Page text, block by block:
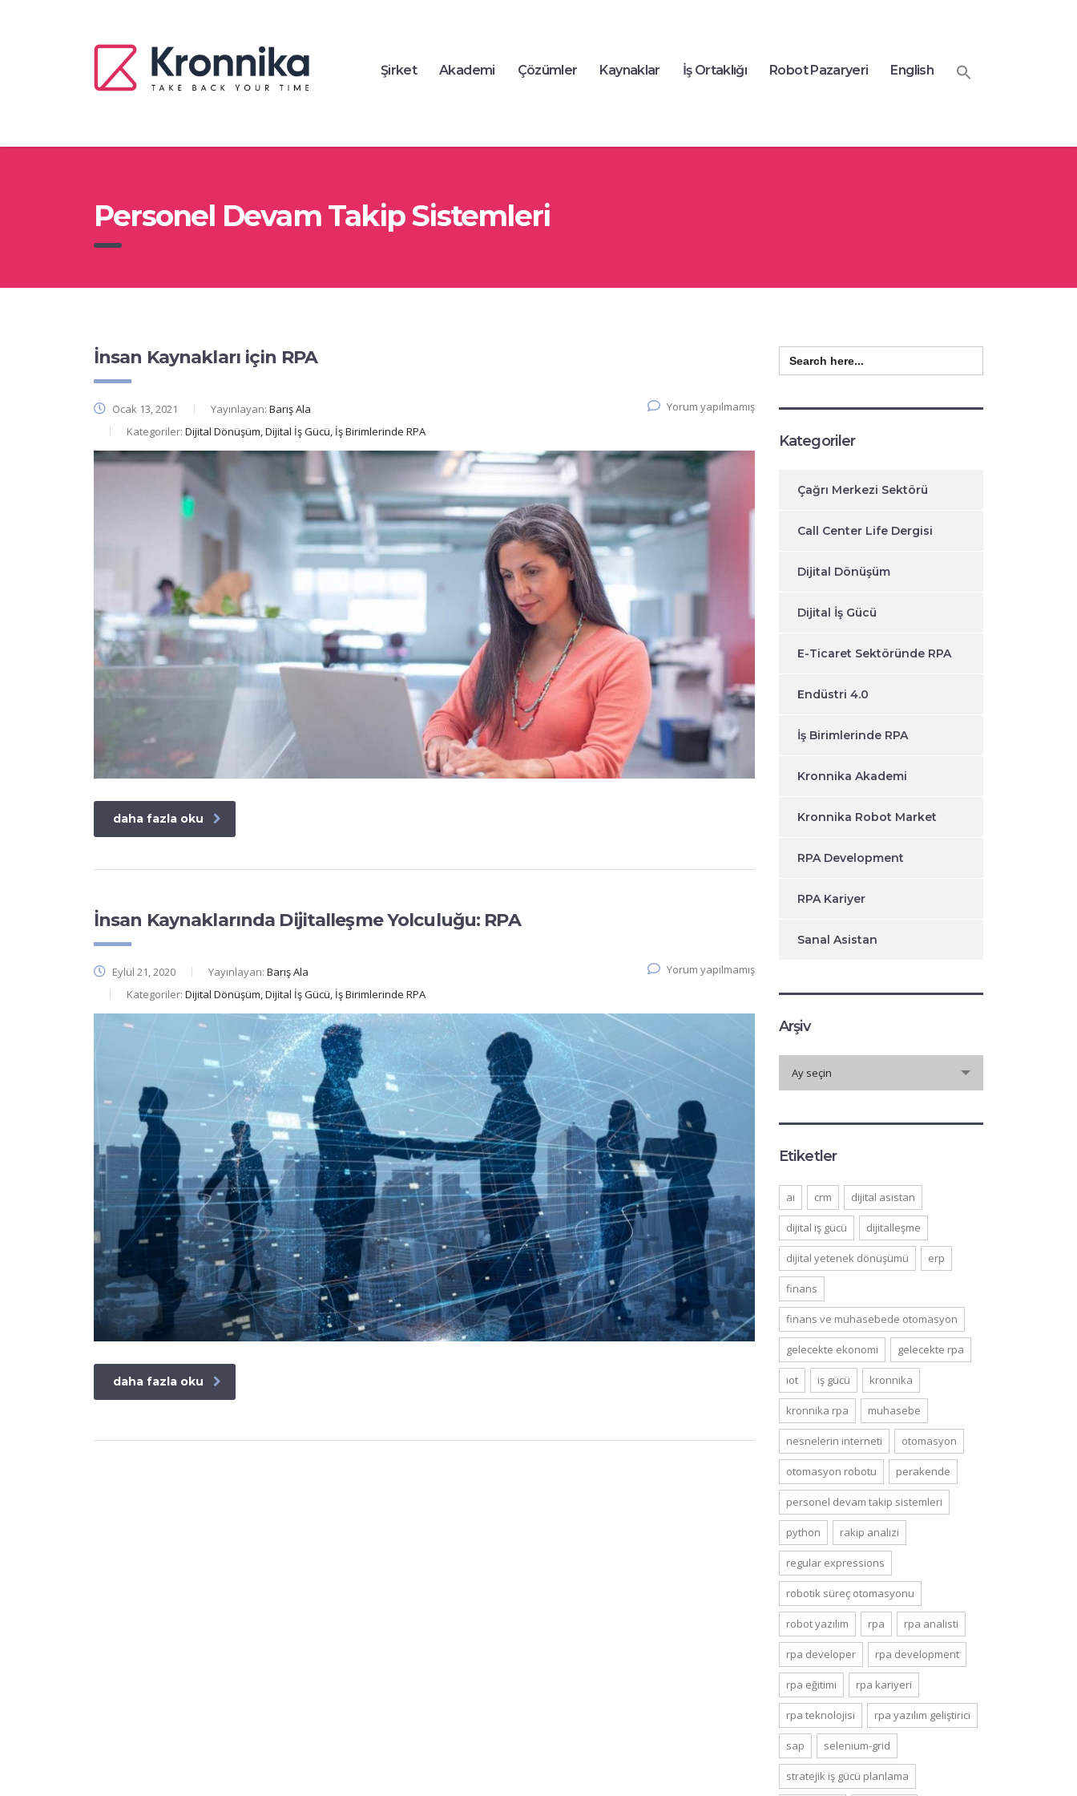
Şirket Akademi Çözümler Kaynaklar İş Ortaklığı Robot Pazaryeri English
Personel Devam Takip Sistemleri
İnsan Kaynakları için RPA
Ocak 13, 2021 Yayınlayan: Barış Ala
Kategoriler: Dijital Dönüşüm, Dijital İş Gücü, İş Birimlerinde RPA
Yorum yapılmamış
daha fazla oku
İnsan Kaynaklarında Dijitalleşme Yolculuğu: RPA
Eylül 21, 2020 Yayınlayan: Barış Ala
Kategoriler: Dijital Dönüşüm, Dijital İş Gücü, İş Birimlerinde RPA
Yorum yapılmamış
daha fazla oku
Search
for:
Kategoriler
Çağrı Merkezi Sektörü
Call Center Life Dergisi
Dijital Dönüşüm
Dijital İş Gücü
E-Ticaret Sektöründe RPA
Endüstri 4.0
İş Birimlerinde RPA
Kronnika Akademi
Kronnika Robot Market
RPA Development
RPA Kariyer
Sanal Asistan
Arşiv
Ay seçin
Etiketler
ai crm dijital asistan
dijital iş gücü dijitalleşme
dijital yetenek dönüşümü erp
finans
finans ve muhasebede otomasyon
gelecekte ekonomi gelecekte rpa
iot iş gücü kronnika
kronnika rpa muhasebe
nesnelerin interneti otomasyon
otomasyon robotu perakende
personel devam takip sistemleri
python rakip analizi
regular expressions
robotik süreç otomasyonu
robot yazılım rpa rpa analisti
rpa developer rpa development
rpa eğitimi rpa kariyeri
rpa teknolojisi rpa yazılım geliştirici
sap selenium-grid
stratejik i̇ş gücü planlama